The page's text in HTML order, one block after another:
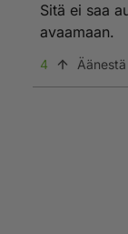
Sitä ei saa
avaamaan.
4 Äänestä